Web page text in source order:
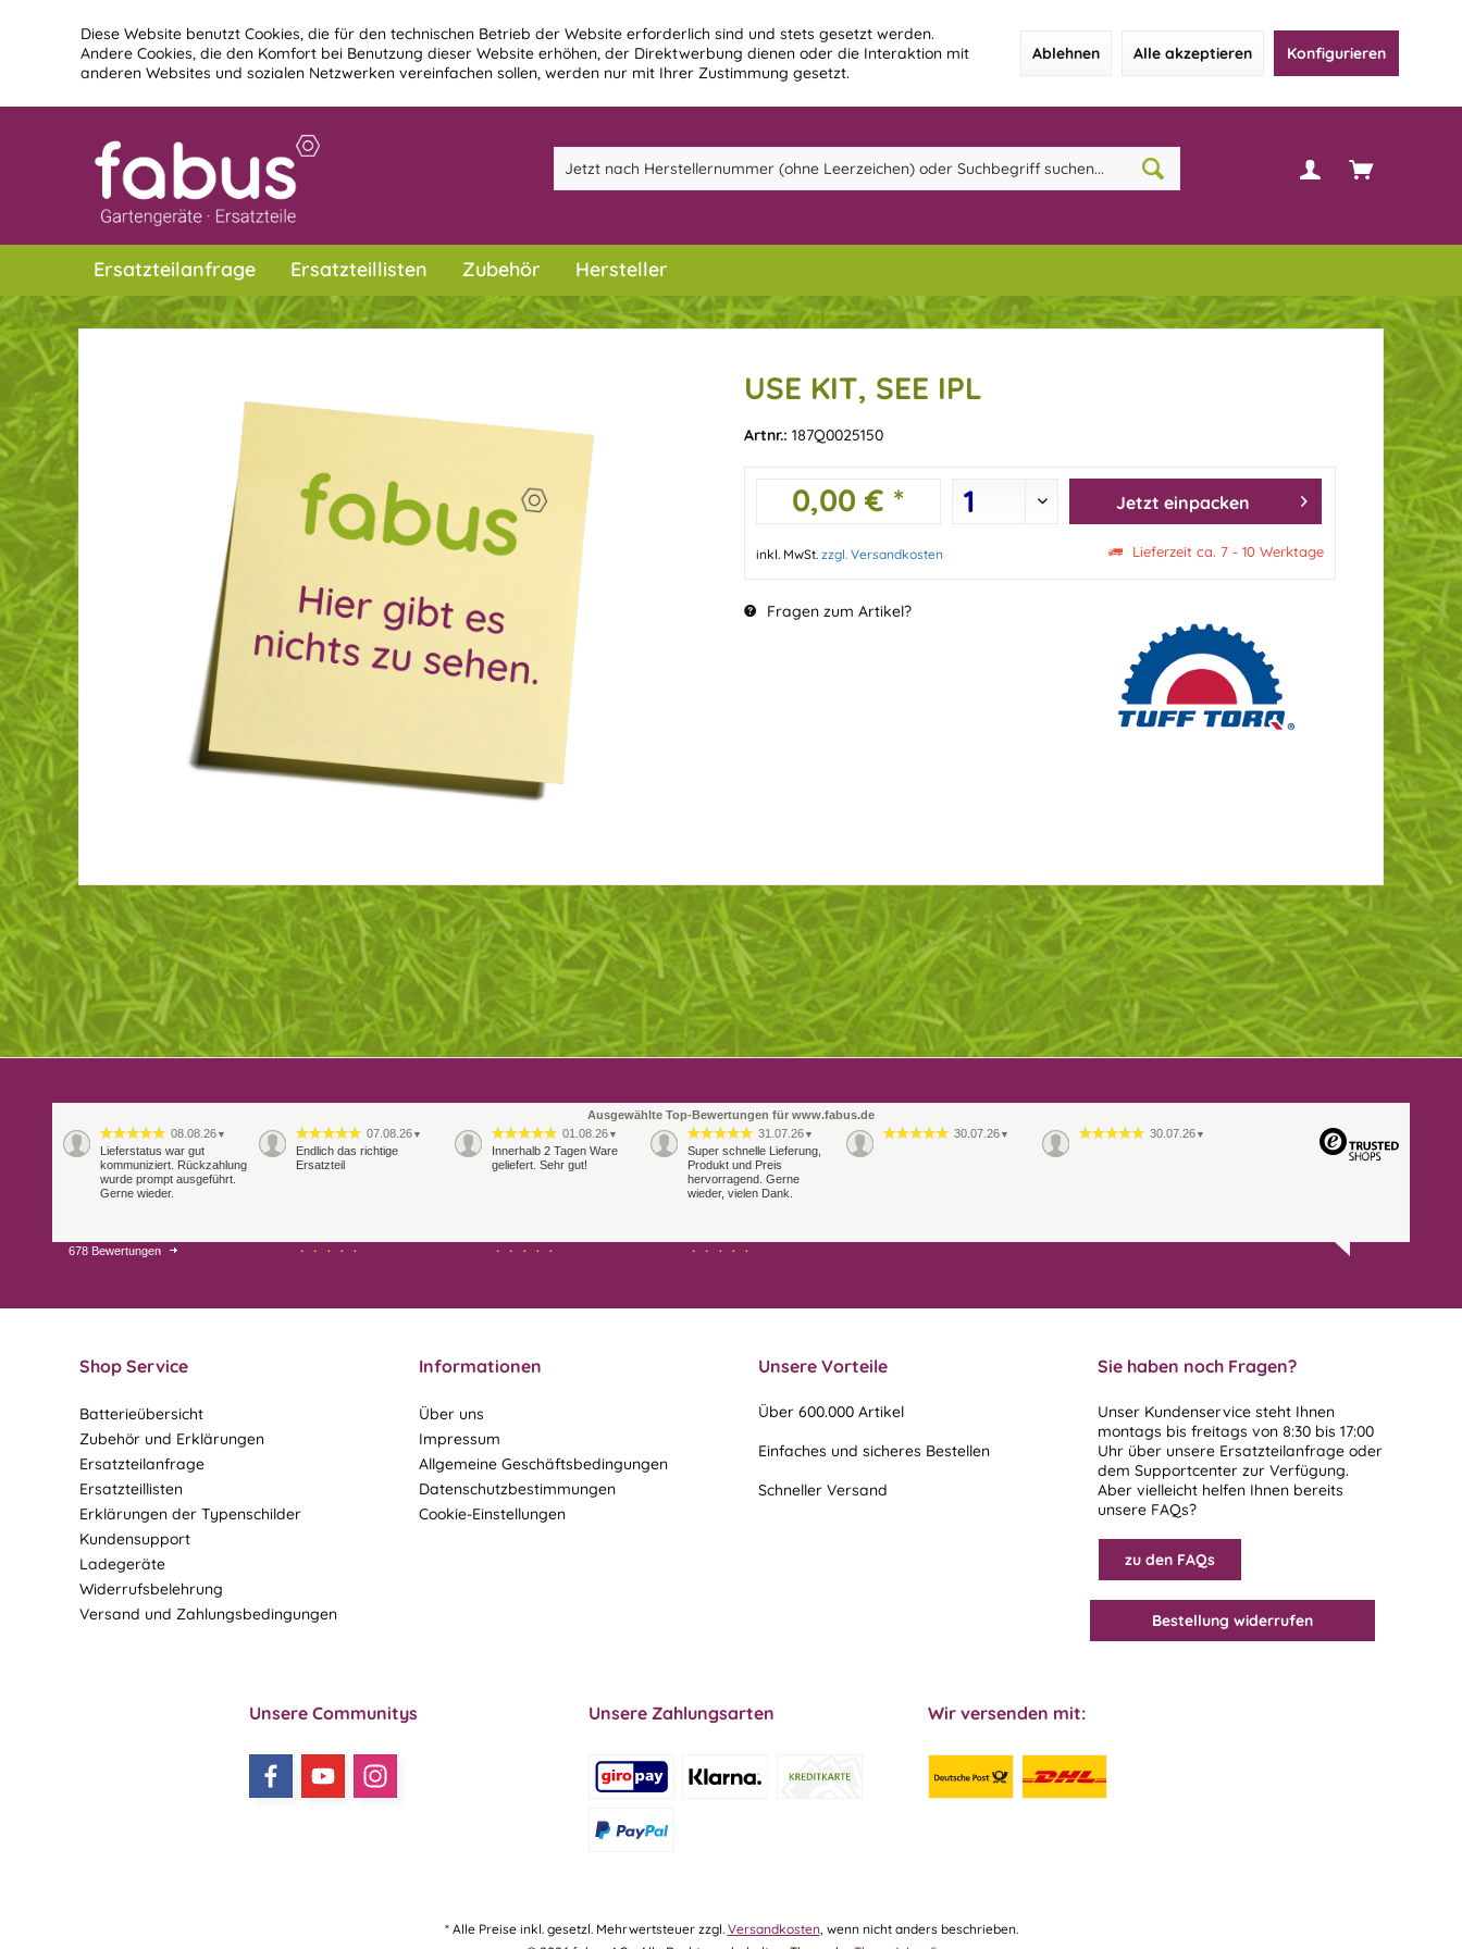
Diese Website benutzt Cookies, die für den technischen Betrieb der Website erforderlich sind und stets gesetzt werden.
Andere Cookies, die den Komfort bei Benutzung dieser Website erhöhen, der Direktwerbung dienen oder die Interaktion mit
anderen Websites und sozialen Netzwerken vereinfachen sollen, werden nur mit Ihrer Zustimmung gesetzt.
Ablehnen Alle akzeptieren Konfigurieren
Ersatzteilanfrage Ersatzteillisten Zubehör Hersteller
USE KIT, SEE IPL
Artnr.: 187Q0025150
0,00 € * Jetzt einpacken
inkl. MwSt. zzgl. Versandkosten Lieferzeit ca. 7 - 10 Werktage
Fragen zum Artikel?
Ausgewählte Top-Bewertungen für www.fabus.de
08.08.26 ▼
Lieferstatus war gut
kommuniziert. Rückzahlung
wurde prompt ausgeführt.
Gerne wieder.
07.08.26 ▼
Endlich das richtige
Ersatzteil
01.08.26 ▼
Innerhalb 2 Tagen Ware
geliefert. Sehr gut!
31.07.26 ▼
Super schnelle Lieferung,
Produkt und Preis
hervorragend. Gerne
wieder, vielen Dank.
30.07.26 ▼ 30.07.26 ▼
29.07.26
678 Bewertungen
Shop Service
Batterieübersicht
Zubehör und Erklärungen
Ersatzteilanfrage
Ersatzteillisten
Erklärungen der Typenschilder
Kundensupport
Ladegeräte
Widerrufsbelehrung
Versand und Zahlungsbedingungen
Informationen
Über uns
Impressum
Allgemeine Geschäftsbedingungen
Datenschutzbestimmungen
Cookie-Einstellungen
Unsere Vorteile
Über 600.000 Artikel
Einfaches und sicheres Bestellen
Schneller Versand
Sie haben noch Fragen?
Unser Kundenservice steht Ihnen
montags bis freitags von 8:30 bis 17:00
Uhr über unsere Ersatzteilanfrage oder
dem Supportcenter zur Verfügung.
Aber vielleicht helfen Ihnen bereits
unsere FAQs?
zu den FAQs
Bestellung widerrufen
Unsere Communitys Unsere Zahlungsarten Wir versenden mit:
* Alle Preise inkl. gesetzl. Mehrwertsteuer zzgl. Versandkosten, wenn nicht anders beschrieben.